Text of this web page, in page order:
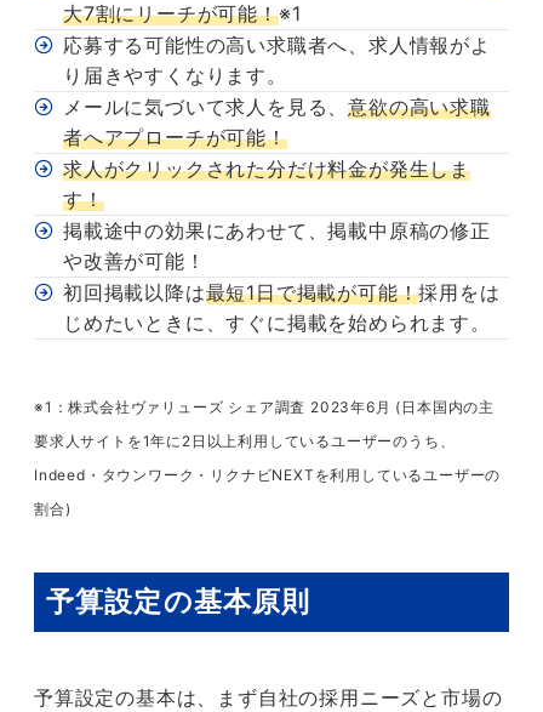
大7割にリーチが可能！※1
応募する可能性の高い求職者へ、求人情報がよ
り届きやすくなります。
メールに気づいて求人を見る、意欲の高い求職
者へアプローチが可能！
求人がクリックされた分だけ料金が発生しま
す！
掲載途中の効果にあわせて、掲載中原稿の修正
や改善が可能！
初回掲載以降は最短1日で掲載が可能！採用をは
じめたいときに、すぐに掲載を始められます。
※1：株式会社ヴァリューズ シェア調査 2023年6月 (日本国内の主
要求人サイトを1年に2日以上利用しているユーザーのうち、
Indeed・タウンワーク・リクナビNEXTを利用しているユーザーの
割合)
予算設定の基本原則
予算設定の基本は、まず自社の採用ニーズと市場の